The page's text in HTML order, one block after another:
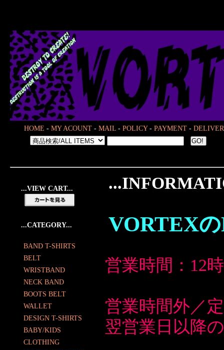
HOME - MY ACOUNT - MAIL - POLICY- PAYMENT -
...VIEW CART...
...CATEGORY...
BAND T-SHIRTS
BELT
WRISTBAND
NECK BAND
BOOTS BELT
WALLET
DESIGN T-SHIRTS
BABY/KIDS
CLOTHING
VORTEX
営業時間：12
営業時間外／
翌営業日以降